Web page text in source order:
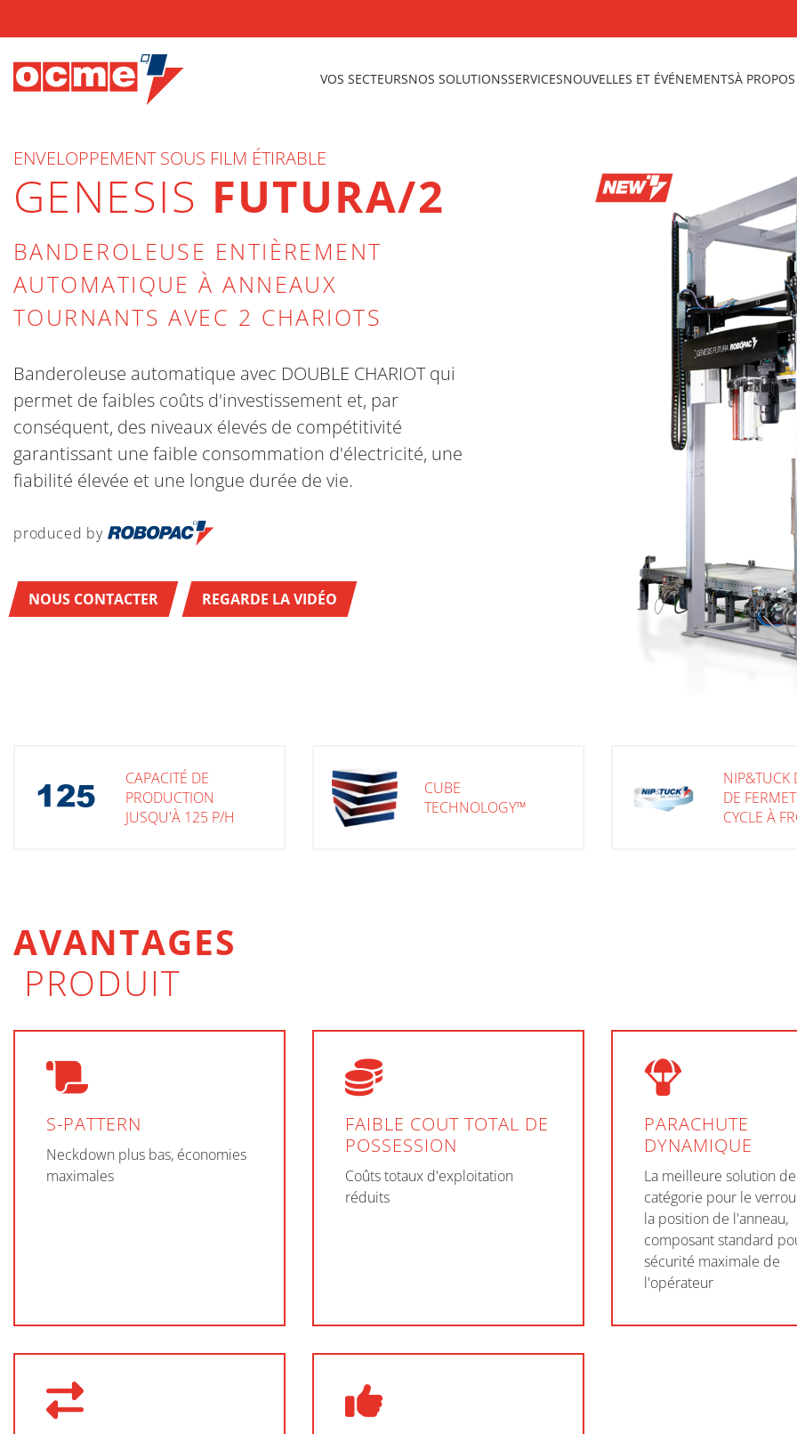
VOS SECTEURSNOS SOLUTIONSSERVICESNOUVELLES ET ÉVÉNEMENTSÀ
ENVELOPPEMENT SOUS FILM ÉTIRABLE
GENESIS FUTURA/2
BANDEROLEUSE ENTIÈREMENT
AUTOMATIQUE À ANNEAUX
TOURNANTS AVEC 2 CHARIOTS
Banderoleuse automatique avec DOUBLE CHARIOT qui
permet de faibles coûts d'investissement et, par
conséquent, des niveaux élevés de compétitivité
garantissant une faible consommation d'électricité, une
fiabilité élevée et une longue durée de vie.
produced by
NOUS CONTACTER REGARDE LA VIDÉO
CAPACITÉ DE
PRODUCTION
JUSQU'À 125 P/H
CUBE
TECHNOLOGY™
NIP&TUCK
DE
CYCLE À
AVANTAGES
PRODUIT
S-PATTERN
Neckdown plus bas, économies
maximales
FAIBLE COUT TOTAL DE
POSSESSION
Coûts totaux d'exploitation
réduits
PARACHUTE
DYNAMIQUE
La meilleure solution
catégorie pour le
la position de l'anneau,
composant standard
sécurité maximale de
l'opérateur